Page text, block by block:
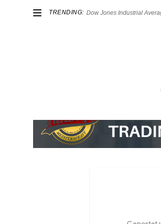
TRENDING: Dow Jones Industrial